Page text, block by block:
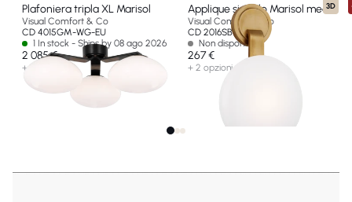
Plafoniera tripla XL Marisol
Visual Comfort & Co
CD 4015GM-WG-EU
1 In stock - Ships by 08 ago 2026
2 085 €
+ 2 opzioni
3D
Applique singolo Marisol medio
Visual Comfort & Co
CD 2016SB-WG-EU
Non disponibile
267 €
+ 2 opzioni